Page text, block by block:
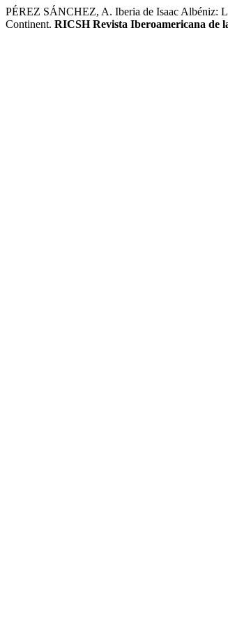
PÉREZ SÁNCHEZ, A. Iberia de Isaac Albéniz:
Continent. RICSH Revista Iberoamericana de